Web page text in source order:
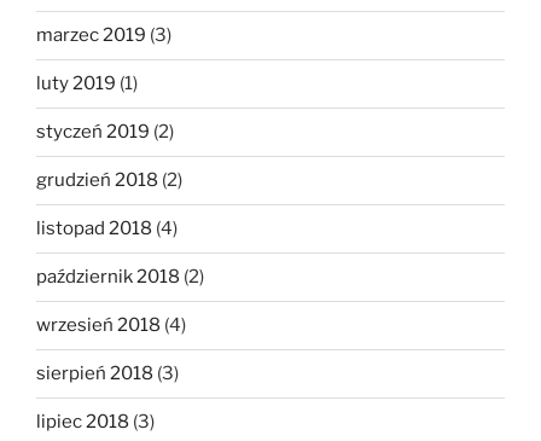
marzec 2019 (3)
luty 2019 (1)
styczeń 2019 (2)
grudzień 2018 (2)
listopad 2018 (4)
październik 2018 (2)
wrzesień 2018 (4)
sierpień 2018 (3)
lipiec 2018 (3)